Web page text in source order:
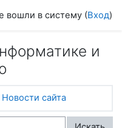
вошли в систему (Вход)
и
Новости сайта